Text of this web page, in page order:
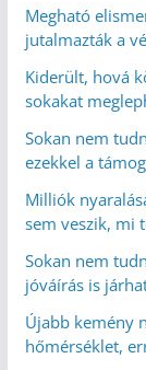
Megható
jutalmazták a
Kiderült, hová
sokakat
Sokan nem
ezekkel a
Milliók
sem veszik, mi
Sokan nem
jóváírás is
Újabb kemény
hőmérséklet,